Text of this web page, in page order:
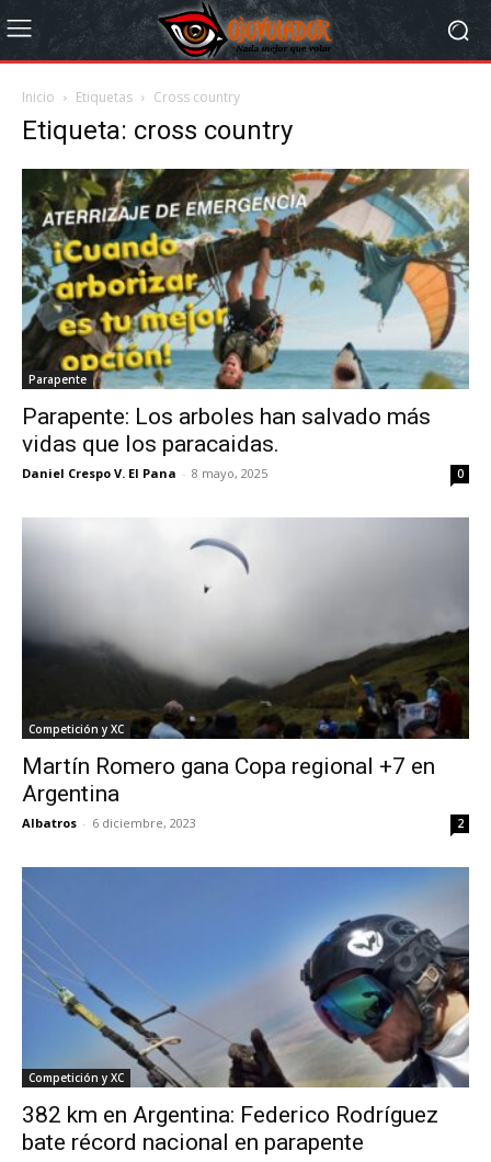
Inicio Etiquetas Cross country
Etiqueta: cross country
Parapente
Parapente: Los arboles han salvado más
vidas que los paracaidas.
Daniel Crespo V. El Pana - 8 mayo, 2025 0
Competición y XC
Martín Romero gana Copa regional +7 en
Argentina
Albatros - 6 diciembre, 2023 2
Competición y XC
382 km en Argentina: Federico Rodríguez
bate récord nacional en parapente